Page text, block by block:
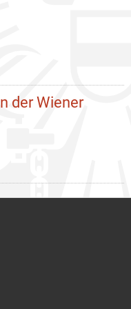
der Wiener